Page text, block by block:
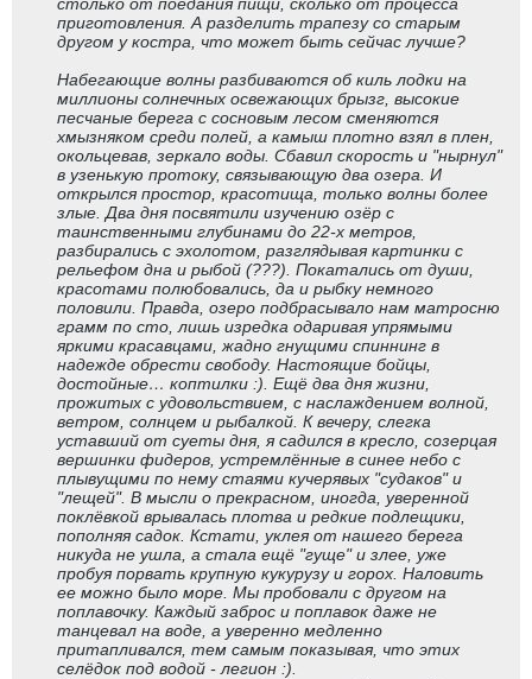
приготовления. А разделить трапезу со старым
другом у костра, что может быть сейчас лучше?
Набегающие волны разбиваются об киль лодки на
миллионы солнечных освежающих брызг, высокие
песчаные берега с сосновым лесом сменяются
хмызняком среди полей, а камыш плотно взял в плен,
окольцевав, зеркало воды. Сбавил скорость и "нырнул"
в узенькую протоку, связывающую два озера. И
открылся простор, красотища, только волны более
злые. Два дня посвятили изучению озёр с
таинственными глубинами до 22-х метров,
разбирались с эхолотом, разглядывая картинки с
рельефом дна и рыбой (???). Покатались от души,
красотами полюбовались, да и рыбку немного
половили. Правда, озеро подбрасывало нам матросню
грамм по сто, лишь изредка одаривая упрямыми
яркими красавцами, жадно гнущими спиннинг в
надежде обрести свободу. Настоящие бойцы,
достойные… коптилки :). Ещё два дня жизни,
прожитых с удовольствием, с наслаждением волной,
ветром, солнцем и рыбалкой. К вечеру, слегка
уставший от суеты дня, я садился в кресло, созерцая
вершинки фидеров, устремлённые в синее небо с
плывущими по нему стаями кучерявых "судаков" и
"лещей". В мысли о прекрасном, иногда, уверенной
поклёвкой врывалась плотва и редкие подлещики,
пополняя садок. Кстати, уклея от нашего берега
никуда не ушла, а стала ещё "гуще" и злее, уже
пробуя порвать крупную кукурузу и горох. Наловить
ее можно было море. Мы пробовали с другом на
поплавочку. Каждый заброс и поплавок даже не
танцевал на воде, а уверенно медленно
притапливался, тем самым показывая, что этих
селёдок под водой - легион :).